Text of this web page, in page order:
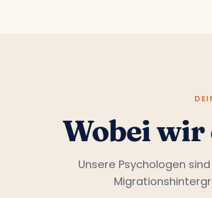
Wobei
Unsere Psychologen